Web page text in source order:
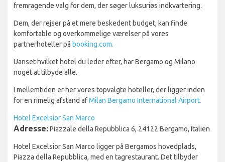
fremragende valg for dem, der søger luksuriøs indkvartering.
Dem, der rejser på et mere beskedent budget, kan finde
komfortable og overkommelige værelser på vores
partnerhoteller på booking.com.
Uanset hvilket hotel du leder efter, har Bergamo og Milano
noget at tilbyde alle.
I mellemtiden er her vores topvalgte hoteller, der ligger inden
for en rimelig afstand afMilan Bergamo International Airport.
Hotel Excelsior San Marco
Adresse:Piazzale della Repubblica 6, 24122 Bergamo, Italien
Hotel Excelsior San Marco ligger på Bergamos hovedplads,
Piazza della Repubblica, med en tagrestaurant. Det tilbyder